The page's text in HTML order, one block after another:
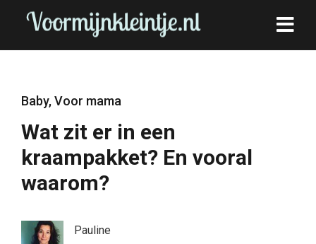
Baby,Voor mama
Wat zit er in een
kraampakket? En vooral
waarom?
Pauline